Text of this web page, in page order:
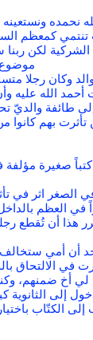
نحمده
تنتمي كمعظم
لكن
موضوع
وكان رجلا
أحمد الله
طائفة والديّ
بهم كانوا
صغيرة مؤلفة في
الصغر اثر في
في العظم
أن تُقطع
أن أمي ستخالف
في الالتحاق
لي أخ ضمنهم،
إلى
الكتّاب